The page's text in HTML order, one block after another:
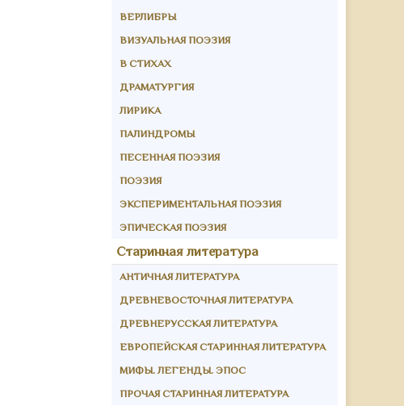
ВЕРЛИБРЫ
ВИЗУАЛЬНАЯ ПОЭЗИЯ
В СТИХАХ
ДРАМАТУРГИЯ
ЛИРИКА
ПАЛИНДРОМЫ
ПЕСЕННАЯ ПОЭЗИЯ
ПОЭЗИЯ
ЭКСПЕРИМЕНТАЛЬНАЯ ПОЭЗИЯ
ЭПИЧЕСКАЯ ПОЭЗИЯ
Старинная литература
АНТИЧНАЯ ЛИТЕРАТУРА
ДРЕВНЕВОСТОЧНАЯ ЛИТЕРАТУРА
ДРЕВНЕРУССКАЯ ЛИТЕРАТУРА
ЕВРОПЕЙСКАЯ СТАРИННАЯ ЛИТЕРАТУРА
МИФЫ. ЛЕГЕНДЫ. ЭПОС
ПРОЧАЯ СТАРИННАЯ ЛИТЕРАТУРА